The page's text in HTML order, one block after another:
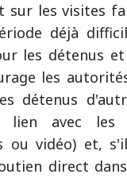
sur les visites
déjà
les détenus
les
détenus
lien avec les
ou vidéo) et,
direct